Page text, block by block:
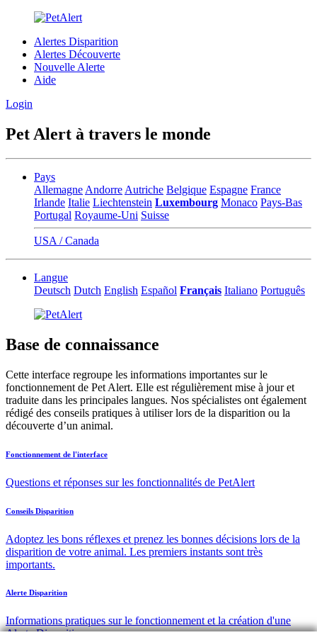
Alertes Disparition
Alertes Découverte
Nouvelle Alerte
Aide
Login
Pet Alert à travers le monde
Pays
Allemagne Andorre Autriche Belgique Espagne France
Irlande Italie Liechtenstein Luxembourg Monaco Pays-Bas
Portugal Royaume-Uni Suisse
USA / Canada
Langue
Deutsch Dutch English Español Français Italiano Português
Base de connaissance
Cette interface regroupe les informations importantes sur le
fonctionnement de Pet Alert. Elle est régulièrement mise à jour et
traduite dans les principales langues. Nos spécialistes ont également
rédigé des conseils pratiques à utiliser lors de la disparition ou la
découverte d’un animal.
Fonctionnement de l'interface
Questions et réponses sur les fonctionnalités de PetAlert
Conseils Disparition
Adoptez les bons réflexes et prenez les bonnes décisions lors de la
disparition de votre animal. Les premiers instants sont très
importants.
Alerte Disparition
Informations pratiques sur le fonctionnement et la création d'une